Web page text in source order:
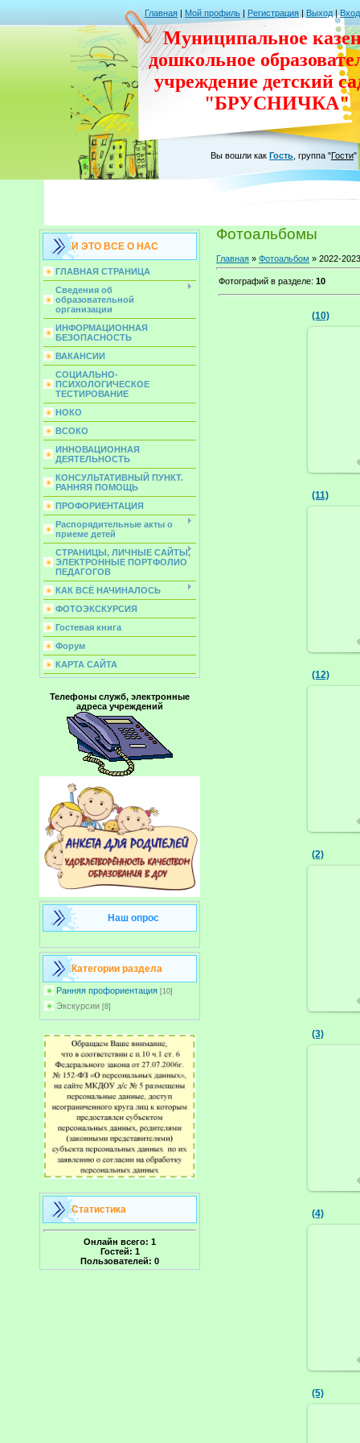
Главная | Мой профиль | Регистрация | Выход | Вход
Муниципальное
дошкольное
учреждение детский
"БРУСНИЧКА"
Вы вошли как Гость группа "Гости"
И ЭТО ВСЕ О НАС
ГЛАВНАЯ СТРАНИЦА
Сведения об
образовательной
организации
ИНФОРМАЦИОННАЯ
БЕЗОПАСНОСТЬ
ВАКАНСИИ
СОЦИАЛЬНО-
ПСИХОЛОГИЧЕСКОЕ
ТЕСТИРОВАНИЕ
НОКО
ВСОКО
ИННОВАЦИОННАЯ
ДЕЯТЕЛЬНОСТЬ
КОНСУЛЬТАТИВНЫЙ ПУНКТ.
РАННЯЯ ПОМОЩЬ
ПРОФОРИЕНТАЦИЯ
Распорядительные акты о
приеме детей
СТРАНИЦЫ, ЛИЧНЫЕ САЙТЫ,
ЭЛЕКТРОННЫЕ ПОРТФОЛИО
ПЕДАГОГОВ
КАК ВСЁ НАЧИНАЛОСЬ
ФОТОЭКСКУРСИЯ
Гостевая книга
Форум
КАРТА САЙТА
Телефоны служб, электронные
адреса учреждений
Наш опрос
Категории раздела
Ранняя профориентация [10]
Экскурсии [8]
Статистика
Онлайн всего: 1
Гостей: 1
Пользователей: 0
Фотоальбомы
Главная » Фотоальбом » 2022-2023
Фотографий в разделе: 10
(10)
(11)
(12)
(2)
(3)
(4)
(5)